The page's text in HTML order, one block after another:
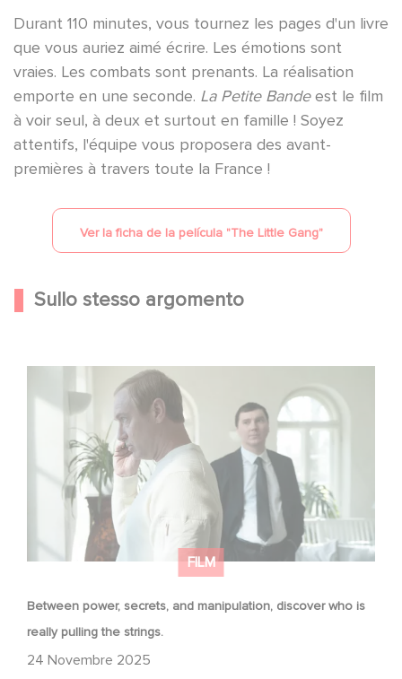
Durant 110 minutes, vous tournez les pages d'un livre
que vous auriez aimé écrire. Les émotions sont
vraies. Les combats sont prenants. La réalisation
emporte en une seconde. La Petite Bandeest le film
à voir seul, à deux et surtout en famille ! Soyez
attentifs, l'équipe vous proposera des avant-
premières à travers toute la France !
Ver la ficha de la película "The Little Gang"
Sullo stesso argomento
FILM
Between power, secrets, and manipulation, discover who is
really pulling the strings.
24 Novembre 2025
Between power, secrets, and manipulation, discover
who is really pulling the strings.